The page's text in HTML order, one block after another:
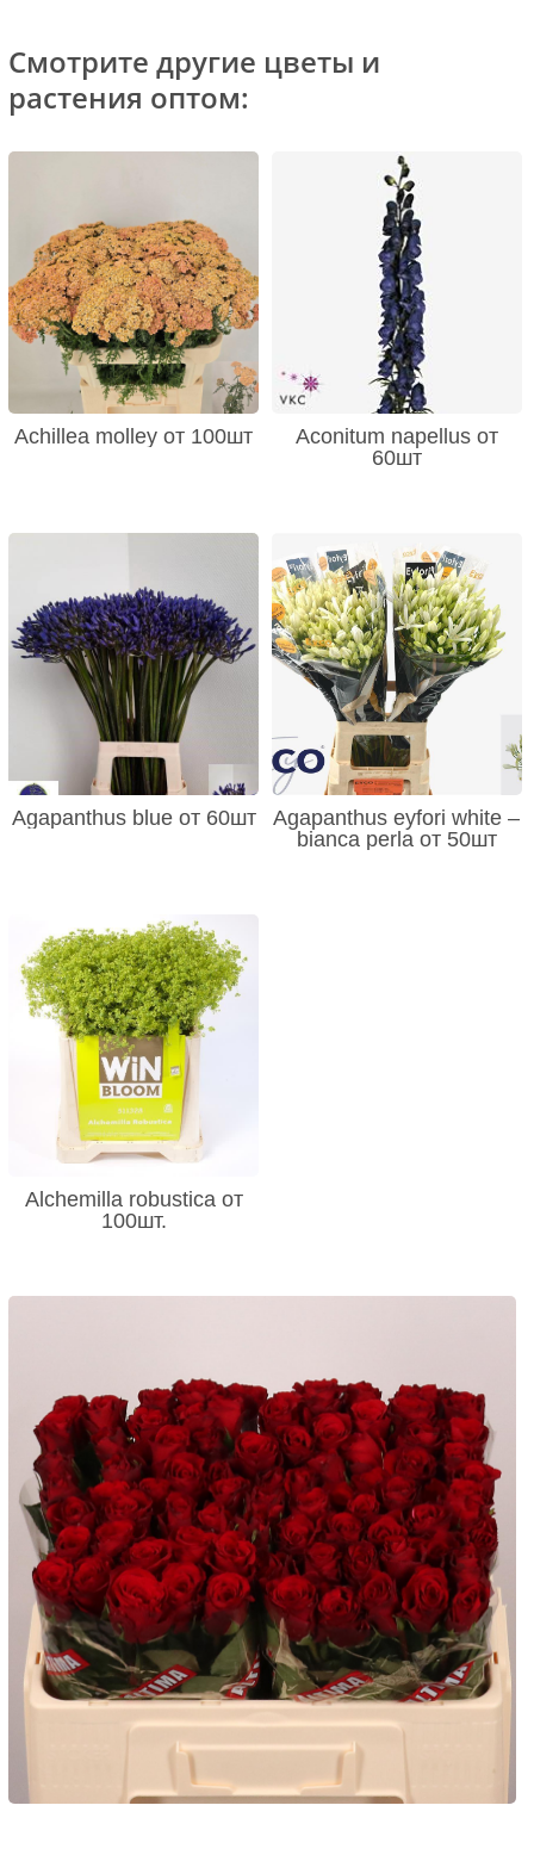
Смотрите другие цветы и
растения оптом:
Achillea molley от 100шт
Aconitum napellus от
60шт
Agapanthus blue от 60шт
Agapanthus eyfori white –
bianca perla от 50шт
Alchemilla robustica от
100шт.